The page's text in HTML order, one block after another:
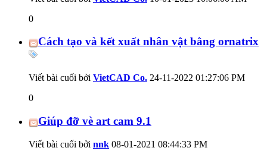
0
Cách tạo và kết xuất nhân vật bằng ornatrix
Viết bài cuối bởi VietCAD Co. 24-11-2022 01:27:06 PM
0
Giúp đỡ vè art cam 9.1
Viết bài cuối bởi nnk 08-01-2021 08:44:33 PM